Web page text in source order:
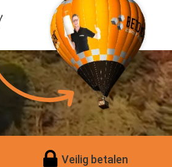
Veilig betalen